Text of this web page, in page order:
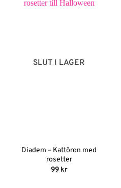
SLUT I LAGER
Diadem – Kattöron med
rosetter
99 kr